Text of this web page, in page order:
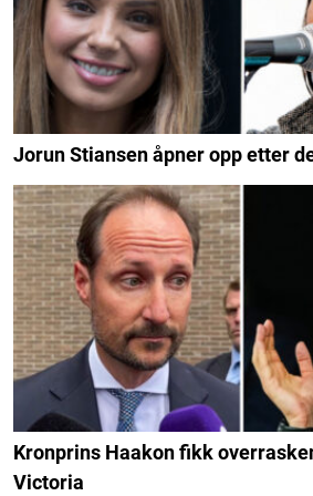
Jorun Stiansen åpner opp etter
Kronprins Haakon fikk
Victoria